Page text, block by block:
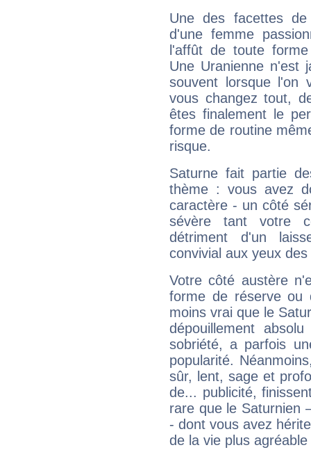
Une des facettes
d'une femme
l'affût de toute
Une Uranienne n'est
souvent lorsque l'on
vous changez tout,
êtes finalement le
forme de routine
risque.
Saturne fait partie
thème : vous avez
caractère - un côté
sévère tant votre
détriment d'un
convivial aux yeux
Votre côté austère
forme de réserve
moins vrai que le
dépouillement
sobriété, a parfois
popularité.
sûr, lent, sage et
de... publicité,
rare que le Saturnien
- dont vous avez
de la vie plus